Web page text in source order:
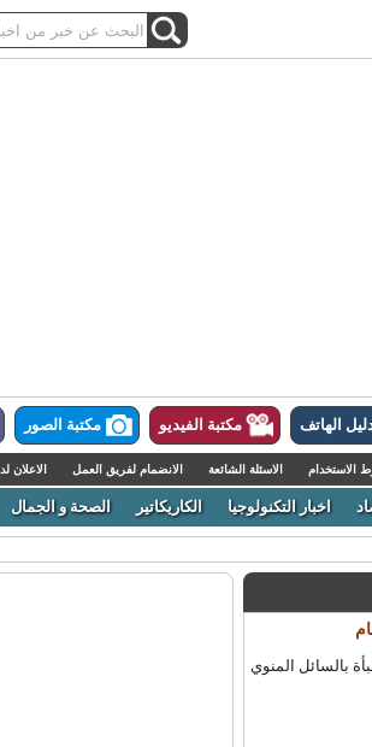
الهاتف مكتبة الفيديو مكتبة الصور
الاسئلة الشائعة الانضمام لفريق العمل الاعلان لدينا
اخبار التكنولوجيا الكاريكاتير الصحة و الجمال
بالسائل المنوي